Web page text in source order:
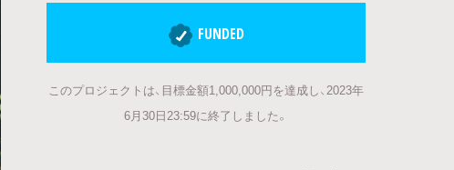
FUNDED
このプロジェクトは、目標金額1,000,000円を達成し、2023年
6月30日23:59に終了しました。